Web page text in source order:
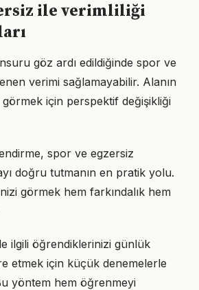
ile verimliliği
göz ardı edildiğinde spor ve
verimi sağlamayabilir. Alanın
görmek için perspektif değişikliği
spor ve egzersiz
doğru tutmanın en pratik yolu.
görmek hem farkındalık hem
ilgili öğrendiklerinizi günlük
etmek için küçük denemelerle
yöntem hem öğrenmeyi